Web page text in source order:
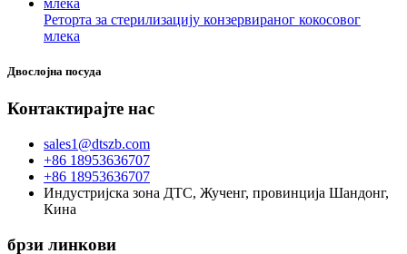
Реторта за стерилизацију конзервираног кокосовог
млека
Двослојна посуда
Контактирајте нас
sales1@dtszb.com
+86 18953636707
+86 18953636707
Индустријска зона ДТС, Жученг, провинција Шандонг,
Кина
брзи линкови